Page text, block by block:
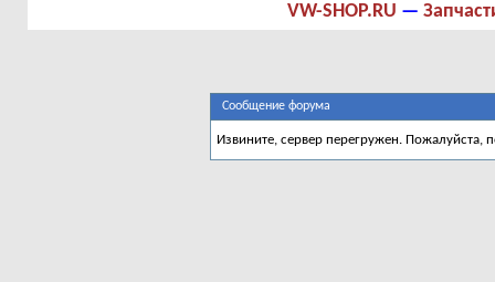
VW-SHOP.RU —
Сообщение форума
Извините, сервер перегружен. Пожалуйста,